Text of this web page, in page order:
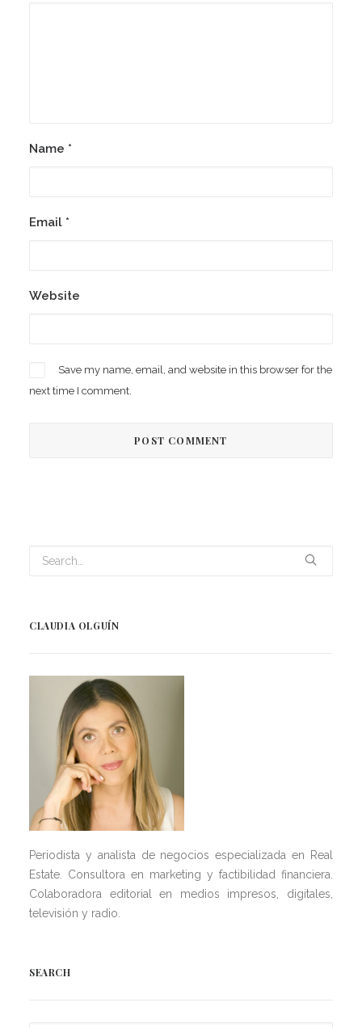
Name *
Email *
Website
Save my name, email, and website in this browser for the
next time I comment.
CLAUDIA OLGUÍN
Periodista y analista de negocios especializada en Real
Estate. Consultora en marketing y factibilidad financiera.
Colaboradora editorial en medios impresos, digitales,
televisión y radio.
SEARCH